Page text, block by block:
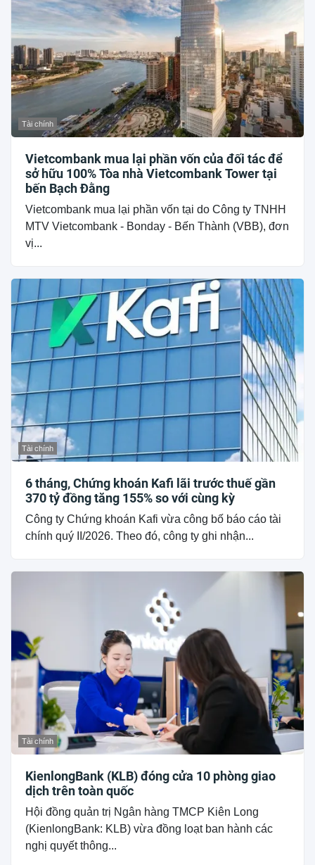
Tài chính
Vietcombank mua lại phần vốn của đối tác để
sở hữu 100% Tòa nhà Vietcombank Tower tại
bến Bạch Đằng
Vietcombank mua lại phần vốn tại do Công ty TNHH
MTV Vietcombank - Bonday - Bến Thành (VBB), đơn
vị...
Tài chính
6 tháng, Chứng khoán Kafi lãi trước thuế gần
370 tỷ đồng tăng 155% so với cùng kỳ
Công ty Chứng khoán Kafi vừa công bố báo cáo tài
chính quý II/2026. Theo đó, công ty ghi nhận...
Tài chính
KienlongBank (KLB) đóng cửa 10 phòng giao
dịch trên toàn quốc
Hội đồng quản trị Ngân hàng TMCP Kiên Long
(KienlongBank: KLB) vừa đồng loạt ban hành các
nghị quyết thông...